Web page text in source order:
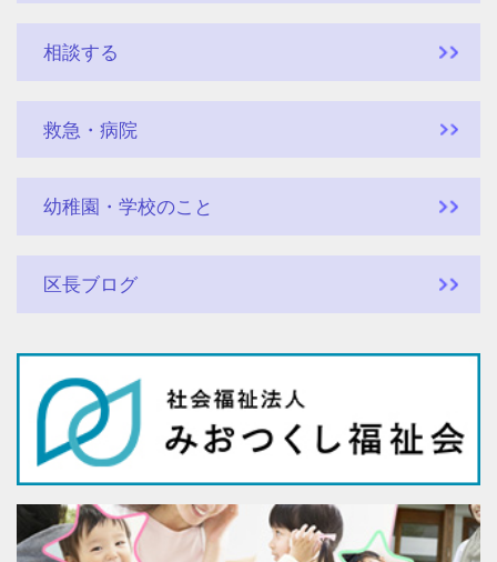
相談する
救急・病院
幼稚園・学校のこと
区長ブログ